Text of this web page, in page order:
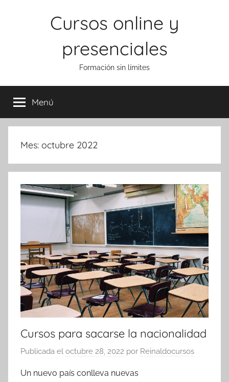
Cursos online y
presenciales
Formación sin límites
Menú
Mes: octubre 2022
Cursos para sacarse la nacionalidad
Publicada el octubre 28, 2022 por Reinaldocursos
Un nuevo país conlleva nuevas